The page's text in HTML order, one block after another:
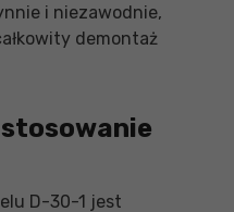
i niezawodnie,
demontaż
D-30-1 jest